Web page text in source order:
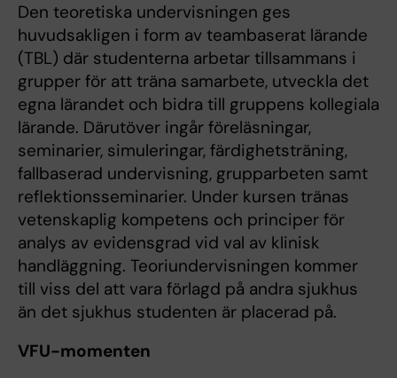
Den teoretiska undervisningen ges
huvudsakligen i form av teambaserat lärande
(TBL) där studenterna arbetar tillsammans i
grupper för att träna samarbete, utveckla det
egna lärandet och bidra till gruppens kollegiala
lärande. Därutöver ingår föreläsningar,
seminarier, simuleringar, färdighetsträning,
fallbaserad undervisning, grupparbeten samt
reflektionsseminarier. Under kursen tränas
vetenskaplig kompetens och principer för
analys av evidensgrad vid val av klinisk
handläggning. Teoriundervisningen kommer
till viss del att vara förlagd på andra sjukhus
än det sjukhus studenten är placerad på.
VFU-momenten